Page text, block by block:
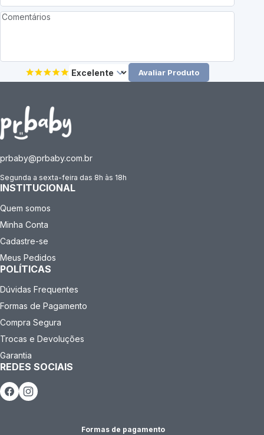
Avaliar Produto
prbaby@prbaby.com.br
Segunda a sexta-feira das 8h às 18h
INSTITUCIONAL
Quem somos
Minha Conta
Cadastre-se
Meus Pedidos
POLÍTICAS
Dúvidas Frequentes
Formas de Pagamento
Compra Segura
Trocas e Devoluções
Garantia
REDES SOCIAIS
Formas de pagamento